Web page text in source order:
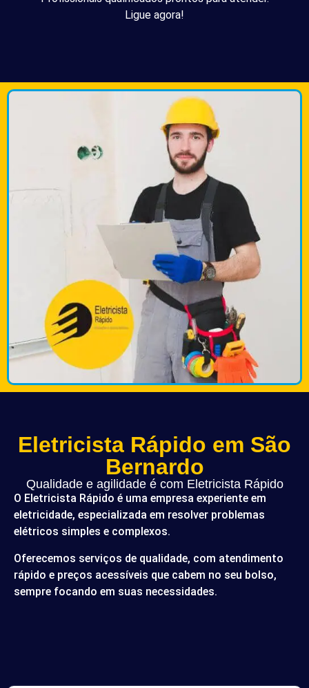
Ligue agora!
Eletricista Rápido em São
Bernardo
Qualidade e agilidade é com Eletricista Rápido
O Eletricista Rápido é uma empresa experiente em
eletricidade, especializada em resolver problemas
elétricos simples e complexos.
Oferecemos serviços de qualidade, com atendimento
rápido e preços acessíveis que cabem no seu bolso,
sempre focando em suas necessidades.